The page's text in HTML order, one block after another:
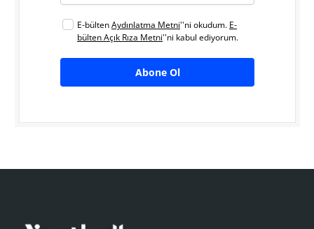
E-bültenAydınlatma Metni''ni okudum. E-
bülten Açık Rıza Metni''ni kabul ediyorum.
Abone Ol